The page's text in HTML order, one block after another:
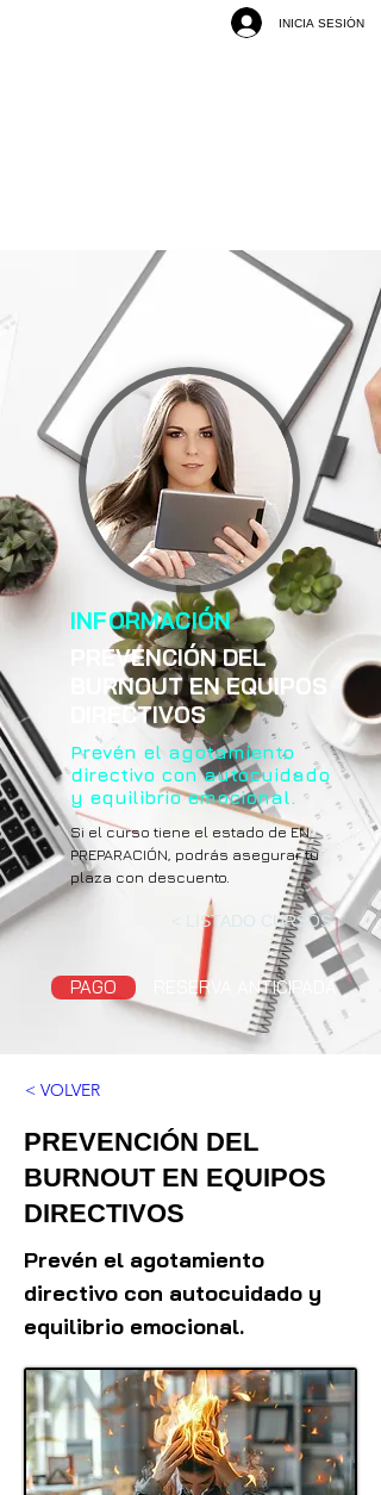
INICIA SESIÓN
INFORMACIÓN
PREVENCIÓN DEL
BURNOUT EN EQUIPOS
DIRECTIVOS
Prevén el agotamiento
directivo con autocuidado
y equilibrio emocional.
Si el curso tiene el estado de EN
PREPARACIÓN, podrás asegurar tu
plaza con descuento.
< LISTADO CURSOS
PAGO RESERVA ANTICIPADA
< VOLVER
PREVENCIÓN DEL
BURNOUT EN EQUIPOS
DIRECTIVOS
Prevén el agotamiento
directivo con autocuidado y
equilibrio emocional.